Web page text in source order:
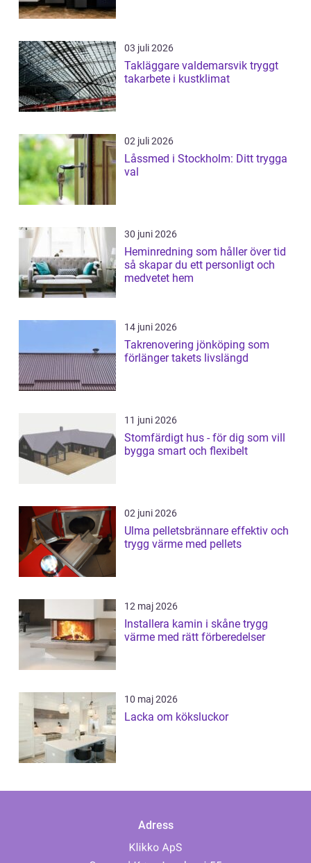
03 juli 2026
Takläggare valdemarsvik tryggt
takarbete i kustklimat
02 juli 2026
Låssmed i Stockholm: Ditt trygga
val
30 juni 2026
Heminredning som håller över tid
så skapar du ett personligt och
medvetet hem
14 juni 2026
Takrenovering jönköping som
förlänger takets livslängd
11 juni 2026
Stomfärdigt hus - för dig som vill
bygga smart och flexibelt
02 juni 2026
Ulma pelletsbrännare effektiv och
trygg värme med pellets
12 maj 2026
Installera kamin i skåne trygg
värme med rätt förberedelser
10 maj 2026
Lacka om köksluckor
Adress